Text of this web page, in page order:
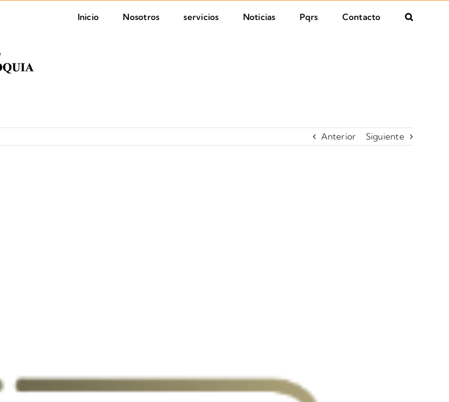
Inicio Nosotros servicios Noticias Pqrs Contacto
Anterior Siguiente